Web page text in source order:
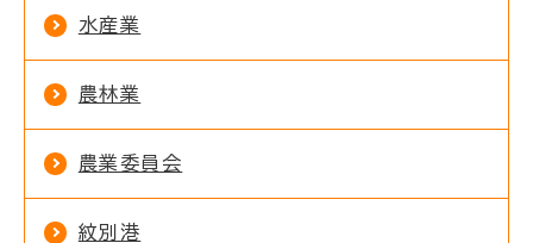
水産業
農林業
農業委員会
紋別港